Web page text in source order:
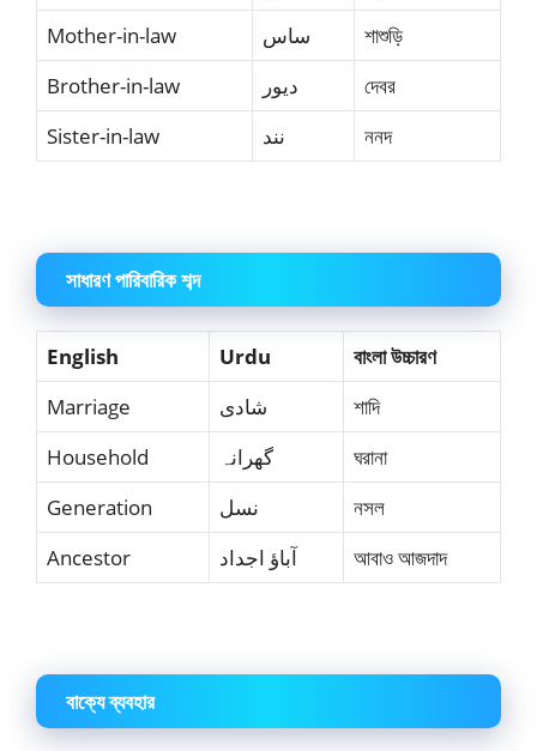
Mother-in-law
ساس
শাশুড়ি
Brother-in-law
دیور
দেবর
Sister-in-law
نند ননদ
সাধারণ পারিবারিক শব্দ
English Urdu
বাংলা উচ্চারণ
Marriage
شادی
শাদি
Household
گھرانہ
ঘরানা
Generation
نسل
নসল
Ancestor
آباؤ اجداد আবাও আজদাদ
বাক্যে ব্যবহার